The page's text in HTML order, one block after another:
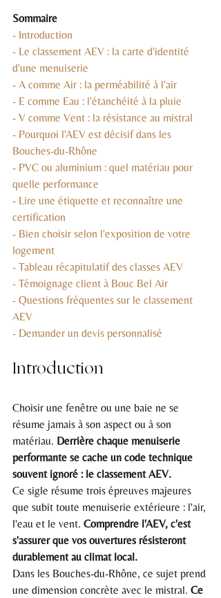
Sommaire
- Introduction
- Le classement AEV : la carte d'identité
d'une menuiserie
- A comme Air : la perméabilité à l'air
- E comme Eau : l'étanchéité à la pluie
- V comme Vent : la résistance au mistral
- Pourquoi l'AEV est décisif dans les
Bouches-du-Rhône
- PVC ou aluminium : quel matériau pour
quelle performance
- Lire une étiquette et reconnaître une
certification
- Bien choisir selon l'exposition de votre
logement
- Tableau récapitulatif des classes AEV
- Témoignage client à Bouc Bel Air
- Questions fréquentes sur le classement
AEV
- Demander un devis personnalisé
Introduction
Choisir une fenêtre ou une baie ne se
résume jamais à son aspect ou à son
matériau. Derrière chaque menuiserie
performante se cache un code technique
souvent ignoré : le classement AEV.
Ce sigle résume trois épreuves majeures
que subit toute menuiserie extérieure : l'air,
l'eau et le vent. Comprendre l'AEV, c'est
s'assurer que vos ouvertures résisteront
durablement au climat local.
Dans les Bouches-du-Rhône, ce sujet prend
une dimension concrète avec le mistral. Ce